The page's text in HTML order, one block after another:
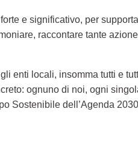
e significativo, per
raccontare tante
enti locali, insomma tutti e
ognuno di noi, ogni
Sostenibile dell’Agenda